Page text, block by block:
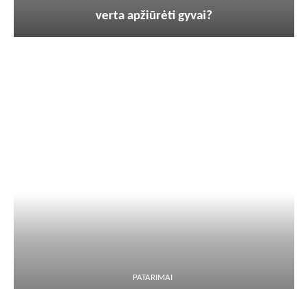
verta apžiūrėti gyvai?
PATARIMAI